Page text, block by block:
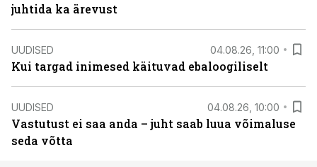
juhtida ka ärevust
UUDISED 04.08.26, 11:00
Kui targad inimesed käituvad ebaloogiliselt
UUDISED 04.08.26, 10:00
Vastutust ei saa anda – juht saab luua võimaluse
seda võtta